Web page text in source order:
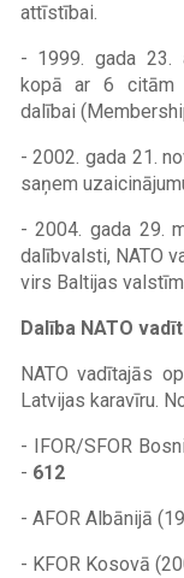
attīstībai.
- 1999. gada 23.
kopā ar 6 citām
dalībai
- 2002. gada 21.
saņem
- 2004. gada 29.
dalībvalsti, NATO
virs Baltijas
Dalība NATO
NATO vadītajās
Latvijas karavīru.
- IFOR/SFOR
- 612
- AFOR Albānijā
- KFOR Kosovā